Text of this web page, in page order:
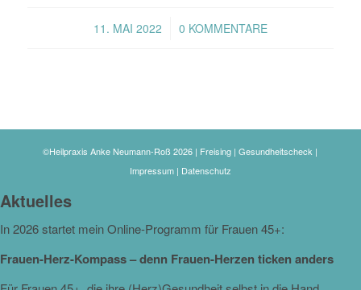
11. MAI 2022
/ 0 KOMMENTARE
©Heilpraxis Anke Neumann-Roß 2026 | Freising | Gesundheitscheck |
Impressum| Datenschutz
Aktuelles
In 2026 startet mein Online-Programm für Frauen 45+:
Frauen-Herz-Kompass – denn Frauen-Herzen ticken anders